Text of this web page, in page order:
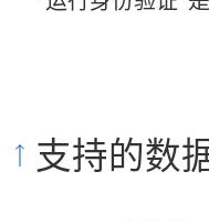
支持的数